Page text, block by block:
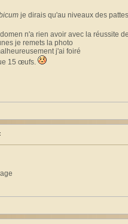
je dirais qu'au niveaux des
n'a rien avoir avec la réussite
je remets la photo
j'ai foiré
15 œufs.